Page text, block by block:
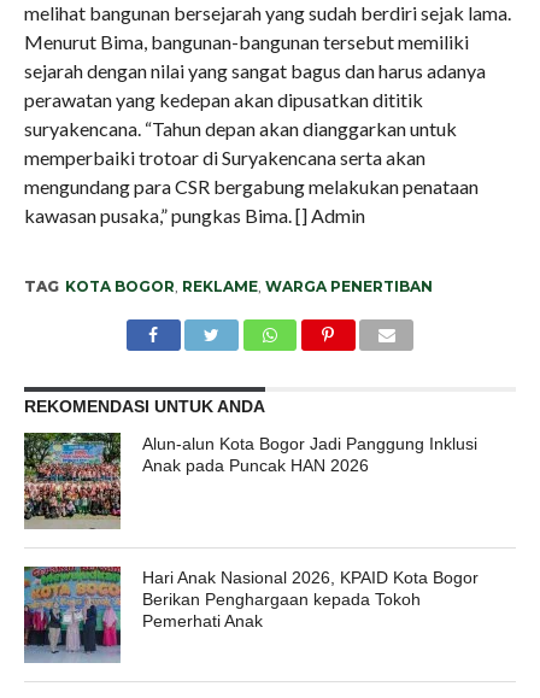
melihat bangunan bersejarah yang sudah berdiri sejak lama.
Menurut Bima, bangunan-bangunan tersebut memiliki
sejarah dengan nilai yang sangat bagus dan harus adanya
perawatan yang kedepan akan dipusatkan dititik
suryakencana. “Tahun depan akan dianggarkan untuk
memperbaiki trotoar di Suryakencana serta akan
mengundang para CSR bergabung melakukan penataan
kawasan pusaka,” pungkas Bima. [] Admin
TAG KOTA BOGOR, REKLAME, WARGA PENERTIBAN
REKOMENDASI UNTUK ANDA
Alun-alun Kota Bogor Jadi Panggung Inklusi
Anak pada Puncak HAN 2026
Hari Anak Nasional 2026, KPAID Kota Bogor
Berikan Penghargaan kepada Tokoh
Pemerhati Anak